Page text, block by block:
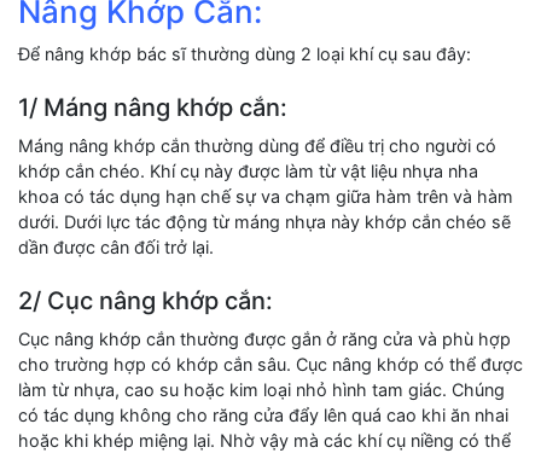
Nâng Khớp Cắn:
Để nâng khớp bác sĩ thường dùng 2 loại khí cụ sau đây:
1/ Máng nâng khớp cắn:
Máng nâng khớp cắn thường dùng để điều trị cho người có
khớp cắn chéo. Khí cụ này được làm từ vật liệu nhựa nha
khoa có tác dụng hạn chế sự va chạm giữa hàm trên và hàm
dưới. Dưới lực tác động từ máng nhựa này khớp cắn chéo sẽ
dần được cân đối trở lại.
2/ Cục nâng khớp cắn:
Cục nâng khớp cắn thường được gắn ở răng cửa và phù hợp
cho trường hợp có khớp cắn sâu. Cục nâng khớp có thể được
làm từ nhựa, cao su hoặc kim loại nhỏ hình tam giác. Chúng
có tác dụng không cho răng cửa đẩy lên quá cao khi ăn nhai
hoặc khi khép miệng lại. Nhờ vậy mà các khí cụ niềng có thể